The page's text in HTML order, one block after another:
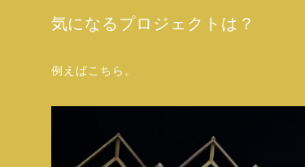
気になるプロジェクトは？
例えばこちら。